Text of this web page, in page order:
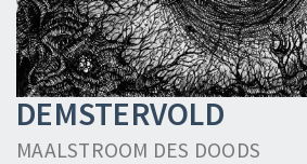
DEMSTERVOLD
MAALSTROOM DES DOODS